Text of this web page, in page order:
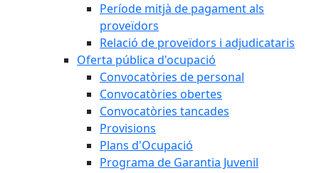
Període mitjà de pagament als
proveïdors
Relació de proveïdors i adjudicataris
Oferta pública d'ocupació
Convocatòries de personal
Convocatòries obertes
Convocatòries tancades
Provisions
Plans d'Ocupació
Programa de Garantia Juvenil